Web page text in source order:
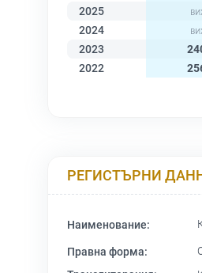
2025
2024
2023
2022
РЕГИСТЪРНИ
Наименование:
Правна форма: